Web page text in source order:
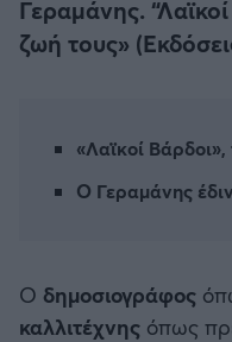
Βόλος
Παναιτωλικός
Γεραμάνης.
ζωή τους»
«Λαϊκοί
Ο Γεραμάνης
Ο δημοσιογράφος
καλλιτέχνης όπως